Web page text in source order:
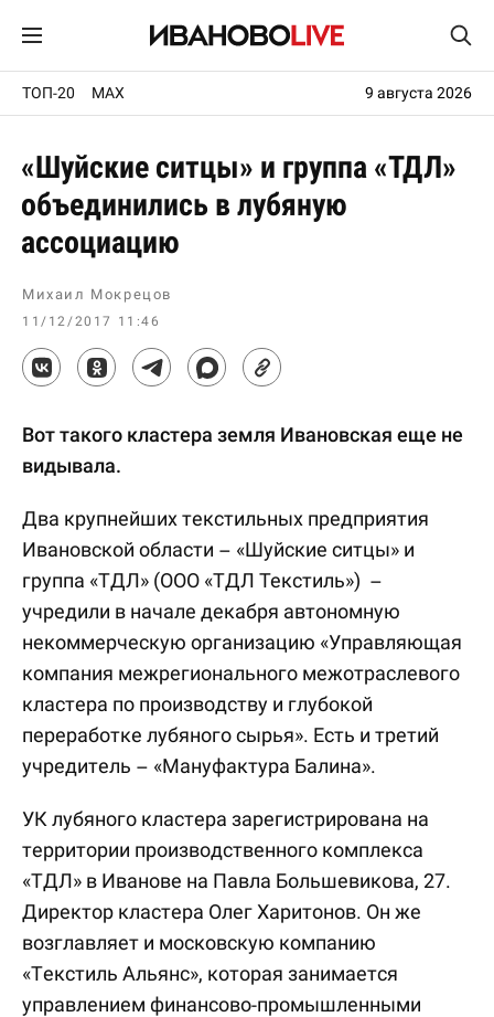
ТОП-20 MAX 9 августа 2026
«Шуйские ситцы» и группа «ТДЛ»
объединились в лубяную
ассоциацию
Михаил Мокрецов
11/12/2017 11:46
Вот такого кластера земля Ивановская еще не
видывала.
Два крупнейших текстильных предприятия
Ивановской области – «Шуйские ситцы» и
группа «ТДЛ» (ООО «ТДЛ Текстиль») –
учредили в начале декабря автономную
некоммерческую организацию «Управляющая
компания межрегионального межотраслевого
кластера по производству и глубокой
переработке лубяного сырья». Есть и третий
учредитель – «Мануфактура Балина».
УК лубяного кластера зарегистрирована на
территории производственного комплекса
«ТДЛ» в Иванове на Павла Большевикова, 27.
Директор кластера Олег Харитонов. Он же
возглавляет и московскую компанию
«Текстиль Альянс», которая занимается
управлением финансово-промышленными